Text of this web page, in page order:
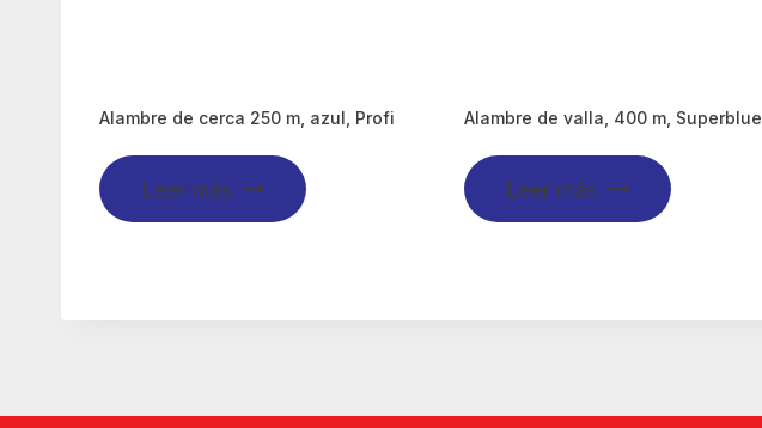
Alambre de cerca 250 m, azul, Profi
Leer más
Alambre de valla, 400 m, Superblue
Leer más